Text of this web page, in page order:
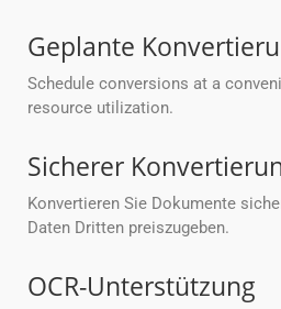
Geplante
Schedule conversions at a
resource utilization.
Sicherer
Konvertieren Sie Dokumente
Daten Dritten preiszugeben.
OCR-Unterstützung